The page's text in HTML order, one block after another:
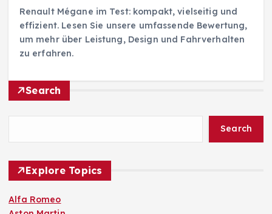
Renault Mégane im Test: kompakt, vielseitig und
effizient. Lesen Sie unsere umfassende Bewertung,
um mehr über Leistung, Design und Fahrverhalten
zu erfahren.
Search
Search
Explore Topics
Alfa Romeo